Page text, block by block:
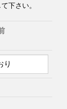
下さい。